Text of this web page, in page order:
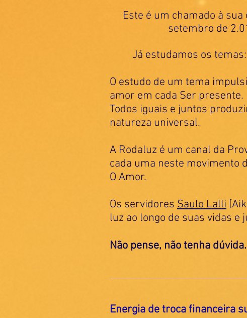
Este é um chamado à
setembro de
Já estudamos os temas:
O estudo de um tema
amor em cada Ser presente.
Todos iguais e juntos
natureza universal.
A Rodaluz é um canal da
cada uma neste movimento
O Amor.
Os servidores Saulo Lalli
luz ao longo de suas vidas
Não pense, não tenha
Energia de troca financeira